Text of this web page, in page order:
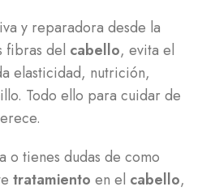
y reparadora desde la
fibras del cabello, evita el
elasticidad, nutrición,
Todo ello para cuidar de
o tienes dudas de como
tratamiento en el cabello,